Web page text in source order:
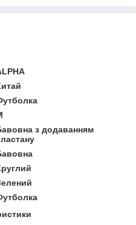
з додаванням